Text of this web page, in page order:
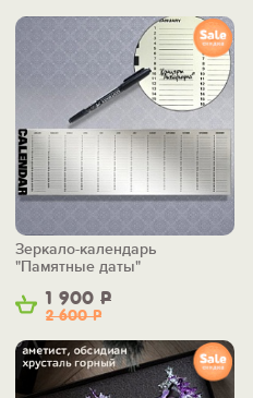
1 900 Р
2 600Р
Зеркало-календарь
"Памятные даты"